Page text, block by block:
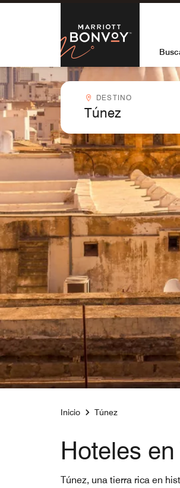
Skip to Content
Destinocombobox
DESTINO
Inicio Túnez
Hoteles
Túnez, una tierra rica en